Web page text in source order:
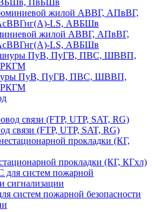
ПвБШв
жилой АВВГ, АПвВГ,
LS, АВБШв
ПуВ, ПуГВ, ПВС, ШВВП,
связи (FTP, UTP, SAT, RG)
прокладки (КГ, КГхл)
систем пожарной безопасности